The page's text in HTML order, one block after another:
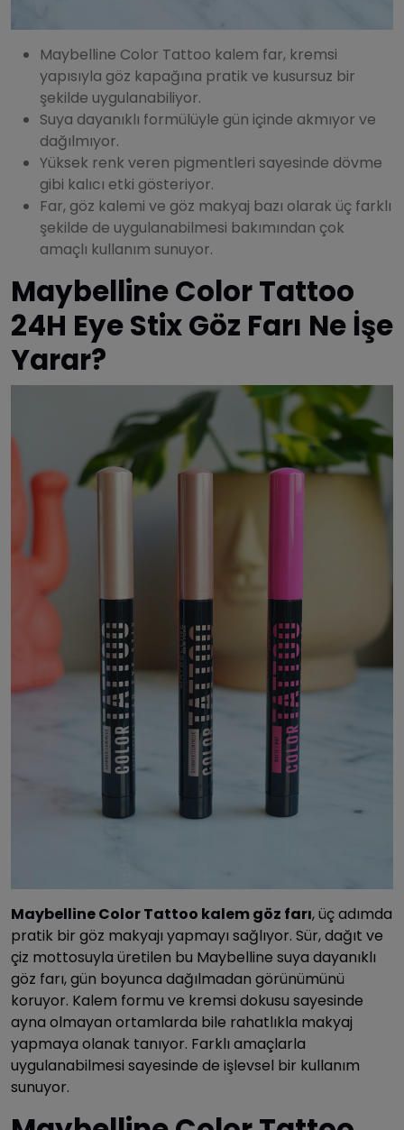
Maybelline Color Tattoo kalem far, kremsi
yapısıyla göz kapağına pratik ve kusursuz bir
şekilde uygulanabiliyor.
Suya dayanıklı formülüyle gün içinde akmıyor ve
dağılmıyor.
Yüksek renk veren pigmentleri sayesinde dövme
gibi kalıcı etki gösteriyor.
Far, göz kalemi ve göz makyaj bazı olarak üç farklı
şekilde de uygulanabilmesi bakımından çok
amaçlı kullanım sunuyor.
Maybelline Color Tattoo
24H Eye Stix Göz Farı Ne İşe
Yarar?
Maybelline Color Tattoo kalem göz farı, üç adımda
pratik bir göz makyajı yapmayı sağlıyor. Sür, dağıt ve
çiz mottosuyla üretilen bu Maybelline suya dayanıklı
göz farı, gün boyunca dağılmadan görünümünü
koruyor. Kalem formu ve kremsi dokusu sayesinde
ayna olmayan ortamlarda bile rahatlıkla makyaj
yapmaya olanak tanıyor. Farklı amaçlarla
uygulanabilmesi sayesinde de işlevsel bir kullanım
sunuyor.